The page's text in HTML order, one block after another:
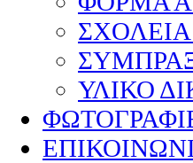
ΥΛΙΚΟ